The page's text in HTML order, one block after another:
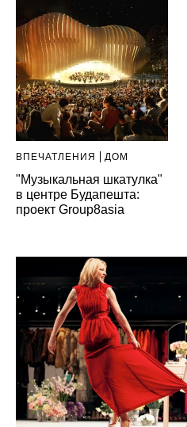
ВПЕЧАТЛЕНИЯ ДОМ
"Музыкальная шкатулка"
в центре Будапешта:
проект Group8asia